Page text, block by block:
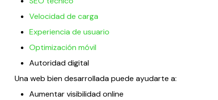
Velocidad de carga
Experiencia de usuario
Optimización móvil
Autoridad digital
Una web bien desarrollada puede ayudarte a:
Aumentar visibilidad online